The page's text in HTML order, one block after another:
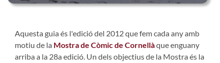
Aquesta guia és l'edició del 2012 que fem cada any amb
motiu de la Mostra de Còmic de Cornellàque enguany
arriba a la 28a edició. Un dels objectius de la Mostra és la